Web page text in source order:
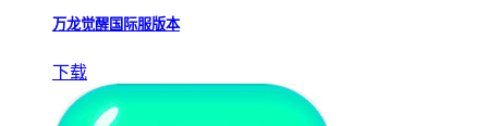
万龙觉醒国际服版本
下载